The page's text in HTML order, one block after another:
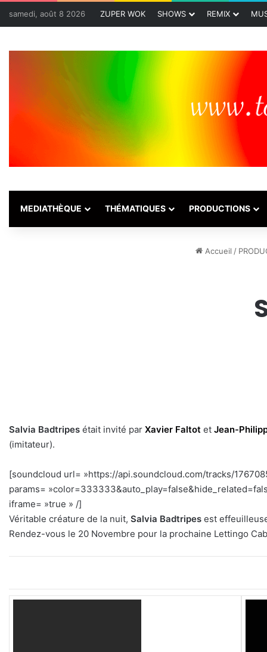
samedi, août 8 2026 ZUPER WOK SHOWS REMIX
MEDIATHÈQUE THÉMATIQUES PRODUCTIONS
Accueil /
Salvia Badtripes était invité par Xavier Faltot et Jean-
(imitateur).
[soundcloud url= »https://api.soundcloud.com/tracks/
params=
iframe= »true » /]
Véritable créature de la nuit, Salvia Badtripes est
Rendez-vous le 20 Novembre pour la prochaine Lettingo